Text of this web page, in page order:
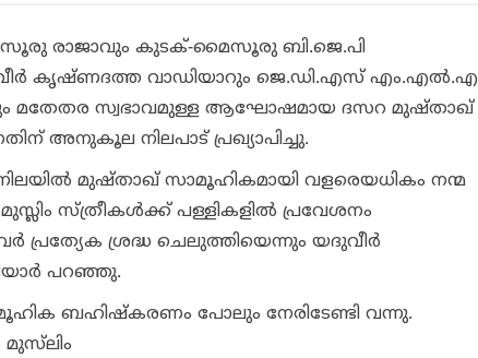
രാജാവും കുടക്-മൈസൂരു ബി.ജെ.പി
കൃഷ്ണദത്ത വാഡിയാറും ജെ.ഡി.എസ് എം.എല്‍.എ
മതേതര സ്വഭാവമുള്ള ആഘോഷമായ ദസറ മുഷ്താഖ്
അനുകൂല നിലപാട് പ്രഖ്യാപിച്ചു.
മുഷ്താഖ് സാമൂഹികമായി വളരെയധികം നന്മ
സ്ത്രീകള്‍ക്ക് പള്ളികളില്‍ പ്രവേശനം
ശ്രദ്ധ ചെലുത്തിയെന്നും യദുവീര്‍
പറഞ്ഞു.
ബഹിഷ്‌കരണം പോലും നേരിടേണ്ടി വന്നു.
മുസ്‌ലിം